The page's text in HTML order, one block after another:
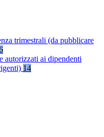
trimestrali (da pubblicare
autorizzati ai dipendenti
14